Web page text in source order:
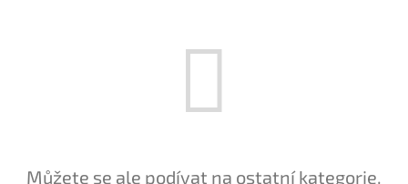
Můžete se ale podívat na ostatní kategorie.